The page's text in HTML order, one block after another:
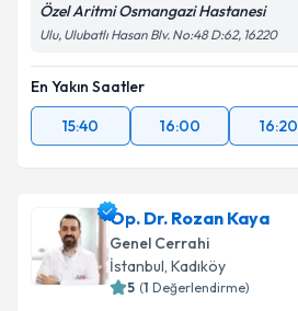
Özel Aritmi Osmangazi Hastanesi
Ulu, Ulubatlı Hasan Blv. No:48 D:62, 16220
En Yakın Saatler
15:40
16:00 16:20
Op. Dr. Rozan Kaya
Genel Cerrahi
İstanbul, Kadıköy
5 (1 Değerlendirme)